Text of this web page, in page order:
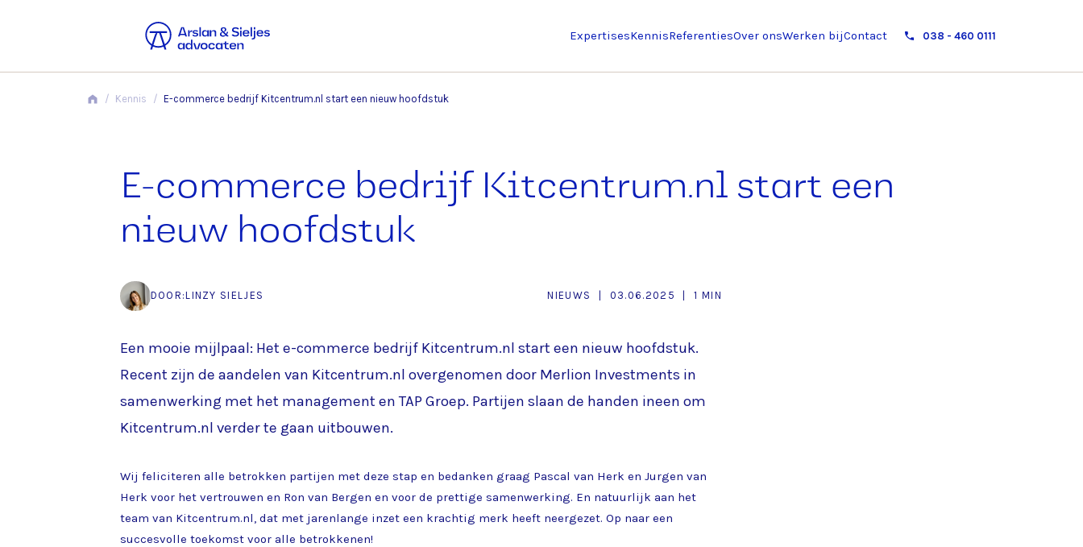
ExpertisesKennisReferentiesOver onsWerken bijContact 038 - 460 0111
/ Kennis / E-commerce bedrijf Kitcentrum.nl start een nieuw hoofdstuk
E-commerce bedrijf Kitcentrum.nl start een
nieuw hoofdstuk
DOOR:LINZY SIELJES NIEUWS 03.06.2025 1 MIN
Een mooie mijlpaal: Het e-commerce bedrijf Kitcentrum.nl start een nieuw hoofdstuk.
Recent zijn de aandelen van Kitcentrum.nl overgenomen door Merlion Investments in
samenwerking met het management en TAP Groep. Partijen slaan de handen ineen om
Kitcentrum.nl verder te gaan uitbouwen.
Wij feliciteren alle betrokken partijen met deze stap en bedanken graag Pascal van Herk en Jurgen van
Herk voor het vertrouwen en Ron van Bergen en voor de prettige samenwerking. En natuurlijk aan het
team van Kitcentrum.nl, dat met jarenlange inzet een krachtig merk heeft neergezet. Op naar een
succesvolle toekomst voor alle betrokkenen!